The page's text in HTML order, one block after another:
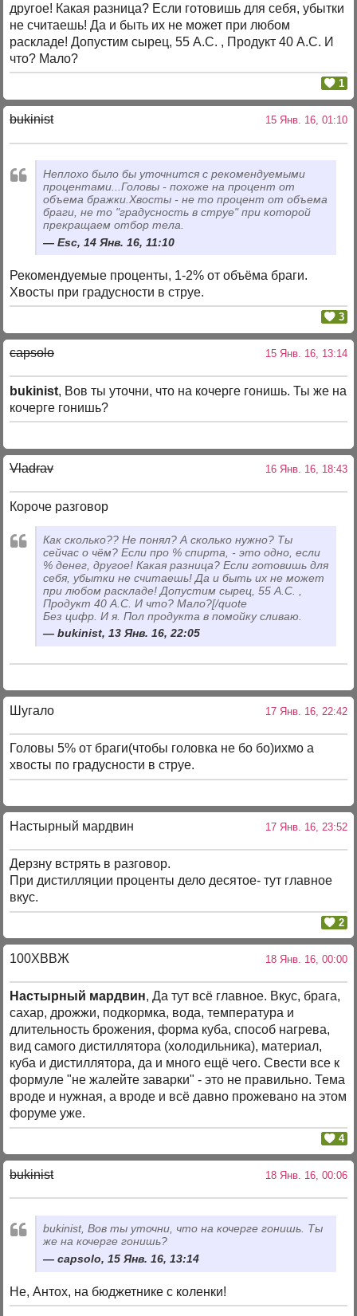
другое! Какая разница? Если готовишь для себя, убытки
не считаешь! Да и быть их не может при любом
раскладе! Допустим сырец, 55 А.С. , Продукт 40 А.С. И
что? Мало?
1
bukinist 15 Янв. 16, 01:10
Неплохо было бы уточнится с рекомендуемыми
процентами...Головы - похоже на процент от
объема бражки.Хвосты - не то процент от объема
браги, не то "градусность в струе" при которой
прекращаем отбор тела.
Esc, 14 Янв. 16, 11:10
Рекомендуемые проценты, 1-2% от объёма браги.
Хвосты при градусности в струе.
3
capsolo 15 Янв. 16, 13:14
bukinist, Вов ты уточни, что на кочерге гонишь. Ты же на
кочерге гонишь?
Vladrav 16 Янв. 16, 18:43
Короче разговор
Как сколько?? Не понял? А сколько нужно? Ты
сейчас о чём? Если про % спирта, - это одно, если
% денег, другое! Какая разница? Если готовишь для
себя, убытки не считаешь! Да и быть их не может
при любом раскладе! Допустим сырец, 55 А.С. ,
Продукт 40 А.С. И что? Мало?[/quote
Без цифр. И я. Пол продукта в помойку сливаю.
bukinist, 13 Янв. 16, 22:05
Шугало 17 Янв. 16, 22:42
Головы 5% от браги(чтобы головка не бо бо)ихмо а
хвосты по градусности в струе.
Настырный мардвин 17 Янв. 16, 23:52
Дерзну встрять в разговор.
При дистилляции проценты дело десятое- тут главное
вкус.
2
100ХВВЖ 18 Янв. 16, 00:00
Настырный мардвин, Да тут всё главное. Вкус, брага,
сахар, дрожжи, подкормка, вода, температура и
длительность брожения, форма куба, способ нагрева,
вид самого дистиллятора (холодильника), материал,
куба и дистиллятора, да и много ещё чего. Свести все к
формуле "не жалейте заварки" - это не правильно. Тема
вроде и нужная, а вроде и всё давно прожевано на этом
форуме уже.
4
bukinist 18 Янв. 16, 00:06
bukinist, Вов ты уточни, что на кочерге гонишь. Ты
же на кочерге гонишь?
capsolo, 15 Янв. 16, 13:14
Не, Антох, на бюджетнике с коленки!